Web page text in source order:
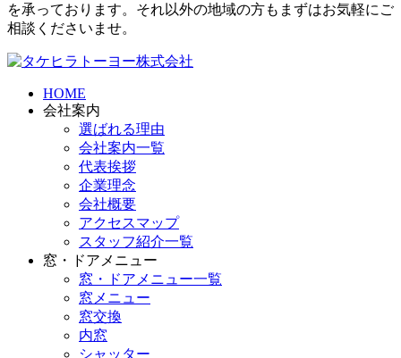
を承っております。それ以外の地域の方もまずはお気軽にご
相談くださいませ。
HOME
会社案内
選ばれる理由
会社案内一覧
代表挨拶
企業理念
会社概要
アクセスマップ
スタッフ紹介一覧
窓・ドアメニュー
窓・ドアメニュー一覧
窓メニュー
窓交換
内窓
シャッター